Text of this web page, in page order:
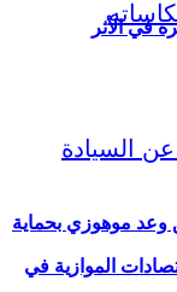
وعد موهوزي بحماية
في الأثر
الموازية في